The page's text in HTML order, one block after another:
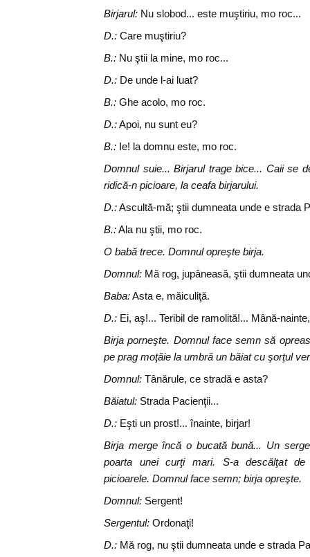
Birjarul: Nu slobod... este muştiriu, mo roc...
D.: Care muştiriu?
B.: Nu ştii la mine, mo roc...
D.: De unde l-ai luat?
B.: Ghe acolo, mo roc.
D.:Apoi, nu sunt eu?
B.: Ie! la domnu este, mo roc.
Domnul suie... Birjarul trage bice... Caii se
ridică-n picioare, la ceafa birjarului.
D.:Ascultă-mă; ştii dumneata unde e strada
B.:Ala nu ştii, mo roc.
O babă trece. Domnul opreşte birja.
Domnul: Mă rog, jupâneasă, ştii dumneata
Baba:Asta e, măiculiţă.
D.: Ei, aş!... Teribil de ramolită!... Mână-
Birja porneşte. Domnul face semn să
pe prag moţăie la umbră un băiat cu şorţul
Domnul: Tânărule, ce stradă e asta?
Băiatul: Strada Pacienţii...
D.: Eşti un prost!... înainte, birjar!
Birja merge încă o bucată bună... Un
poarta unei curţi mari. S-a descălţat
picioarele. Domnul face semn; birja opreşte.
Domnul: Sergent!
Sergentul: Ordonaţi!
D.: Mă rog, nu ştii dumneata unde e strada